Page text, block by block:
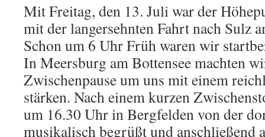
Mit Freitag, den 13. Juli war der
mit der langersehnten Fahrt nach Sulz
Schon um 6 Uhr Früh waren wir
In Meersburg am Bottensee machten
Zwischenpause um uns mit einem
stärken. Nach einem kurzen
um 16.30 Uhr in Bergfelden von der
musikalisch begrüßt und anschließend